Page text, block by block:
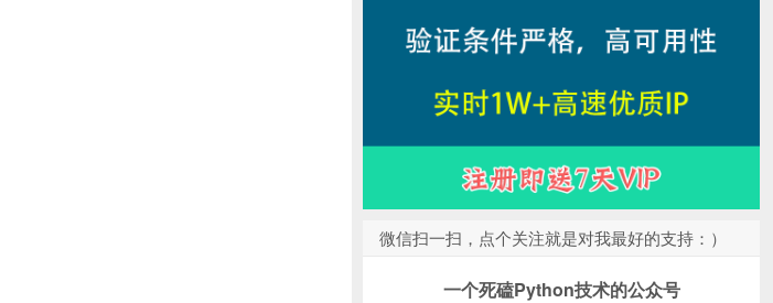
微信扫一扫，点个关注就是对我最好的支持：）
一个死磕Python技术的公众号